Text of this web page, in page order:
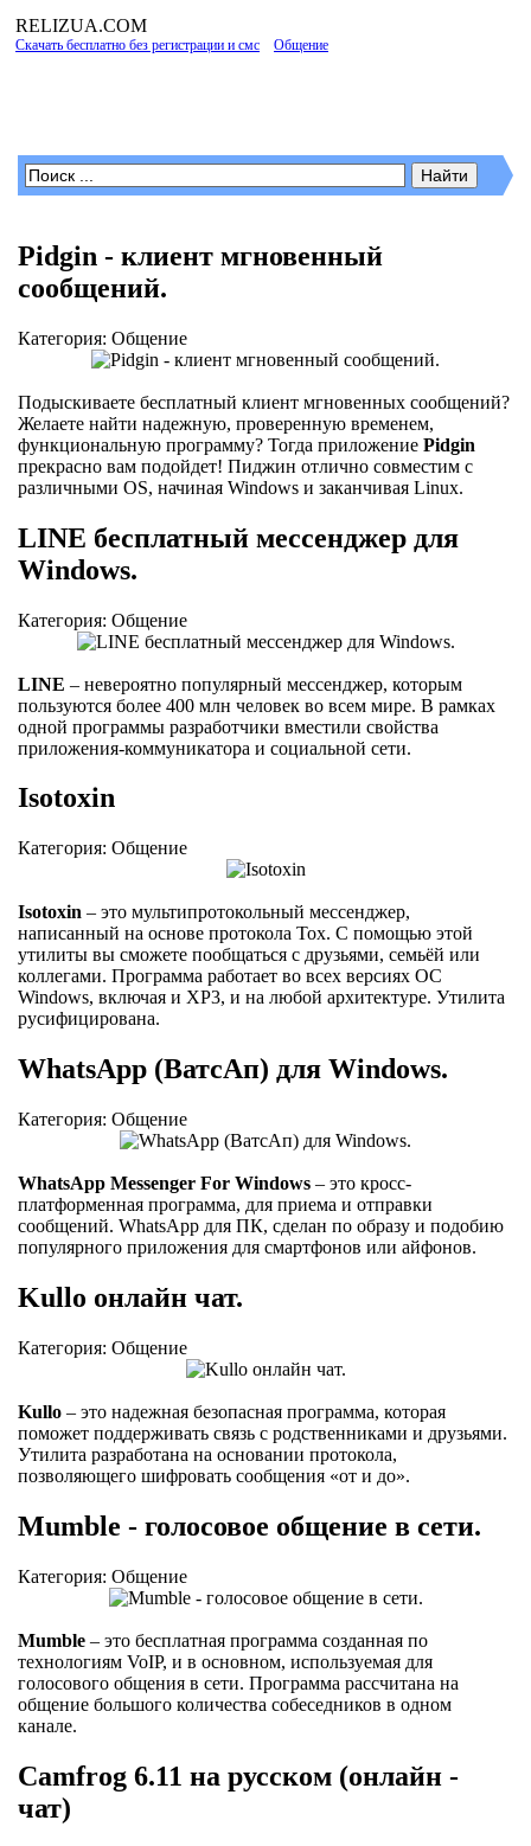
RELIZUA.COM
Скачать бесплатно без регистрации и смс Общение
Pidgin - клиент мгновенный
сообщений.
Категория: Общение
Подыскиваете бесплатный клиент мгновенных сообщений?
Желаете найти надежную, проверенную временем,
функциональную программу? Тогда приложение Pidgin
прекрасно вам подойдет! Пиджин отлично совместим с
различными OS, начиная Windows и заканчивая Linux.
LINE бесплатный мессенджер для
Windows.
Категория: Общение
LINE – невероятно популярный мессенджер, которым
пользуются более 400 млн человек во всем мире. В рамках
одной программы разработчики вместили свойства
приложения-коммуникатора и социальной сети.
Isotoxin
Категория: Общение
Isotoxin – это мультипротокольный мессенджер,
написанный на основе протокола Tox. С помощью этой
утилиты вы сможете пообщаться с друзьями, семьёй или
коллегами. Программа работает во всех версиях ОС
Windows, включая и XP3, и на любой архитектуре. Утилита
русифицирована.
WhatsApp (ВатсАп) для Windows.
Категория: Общение
WhatsApp Messenger For Windows – это кросс-
платформенная программа, для приема и отправки
сообщений. WhatsApp для ПК, сделан по образу и подобию
популярного приложения для смартфонов или айфонов.
Kullo онлайн чат.
Категория: Общение
Kullo – это надежная безопасная программа, которая
поможет поддерживать связь с родственниками и друзьями.
Утилита разработана на основании протокола,
позволяющего шифровать сообщения «от и до».
Mumble - голосовое общение в сети.
Категория: Общение
Mumble – это бесплатная программа созданная по
технологиям VoIP, и в основном, используемая для
голосового общения в сети. Программа рассчитана на
общение большого количества собеседников в одном
канале.
Camfrog 6.11 на русском (онлайн -
чат)